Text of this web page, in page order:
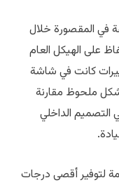
طفيفة في المقصورة خلال
على الهيكل العام
كانت في شاشة
ملحوظ مقارنة
التصميم الداخلي
في فورد فوكس 2024 مصممة لتوفير أقصى درجات